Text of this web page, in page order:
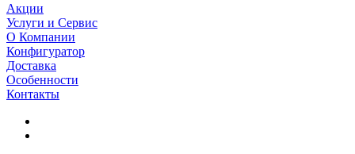
Акции
Услуги и Сервис
О Компании
Конфигуратор
Доставка
Особенности
Контакты